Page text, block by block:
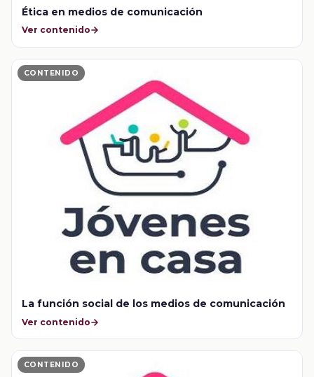
Ética en medios de comunicación
Ver contenido
CONTENIDO
La función social de los medios de comunicación
Ver contenido
CONTENIDO